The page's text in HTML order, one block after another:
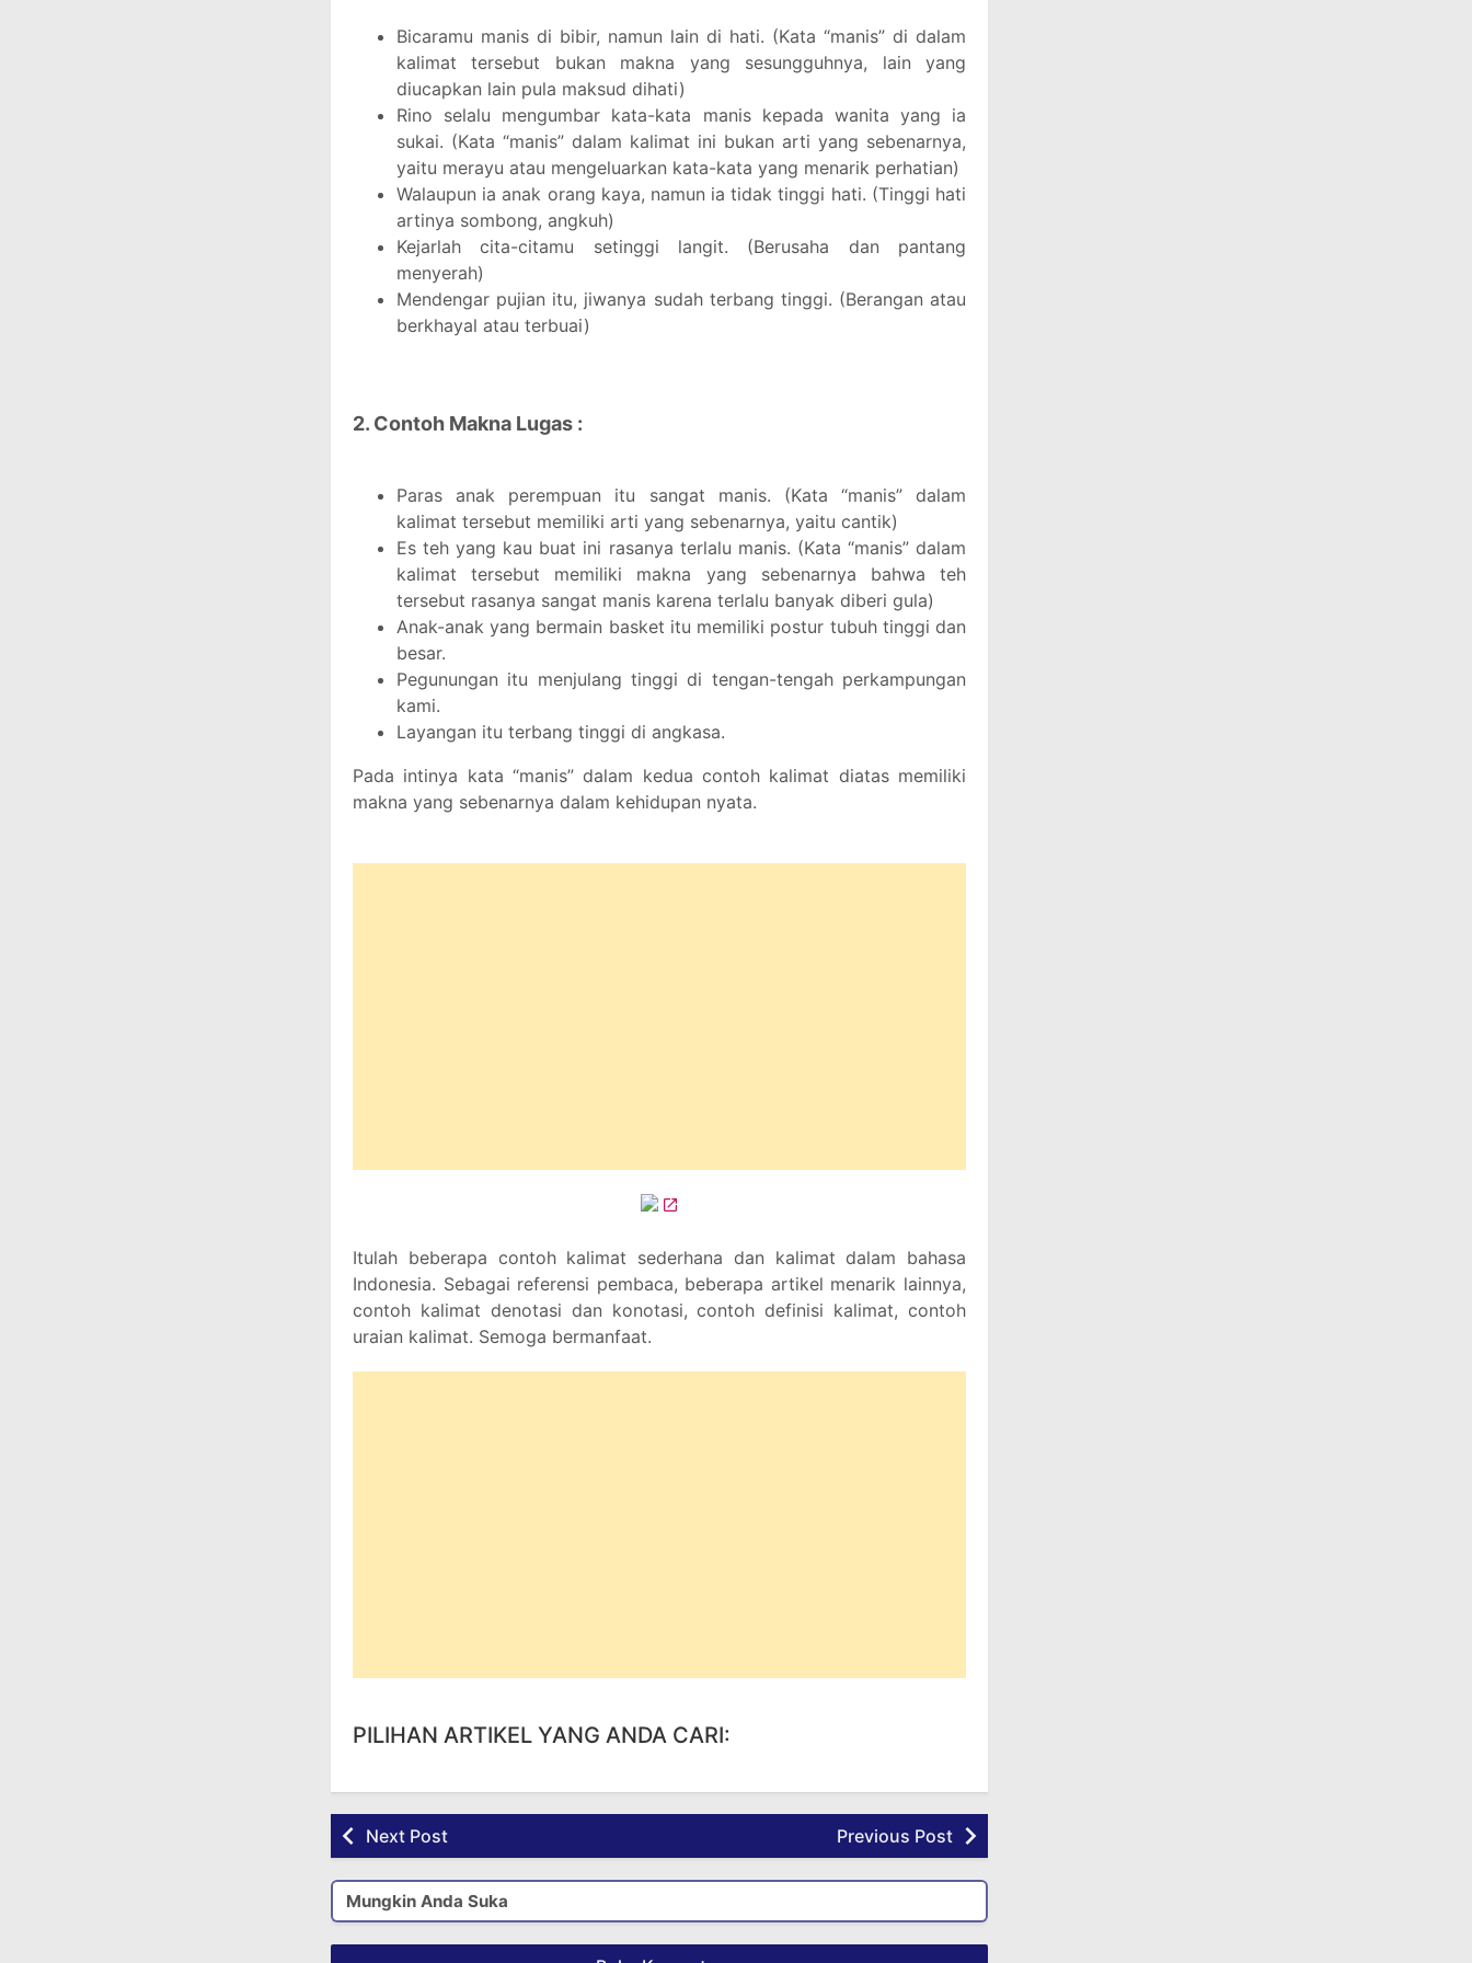
Bicaramu manis di bibir, namun lain di hati. (Kata “manis” di dalam
kalimat tersebut bukan makna yang sesungguhnya, lain yang
diucapkan lain pula maksud dihati)
Rino selalu mengumbar kata-kata manis kepada wanita yang ia
sukai. (Kata “manis” dalam kalimat ini bukan arti yang sebenarnya,
yaitu merayu atau mengeluarkan kata-kata yang menarik perhatian)
Walaupun ia anak orang kaya, namun ia tidak tinggi hati. (Tinggi hati
artinya sombong, angkuh)
Kejarlah cita-citamu setinggi langit. (Berusaha dan pantang
menyerah)
Mendengar pujian itu, jiwanya sudah terbang tinggi. (Berangan atau
berkhayal atau terbuai)
2. Contoh Makna Lugas :
Paras anak perempuan itu sangat manis. (Kata “manis” dalam
kalimat tersebut memiliki arti yang sebenarnya, yaitu cantik)
Es teh yang kau buat ini rasanya terlalu manis. (Kata “manis” dalam
kalimat tersebut memiliki makna yang sebenarnya bahwa teh
tersebut rasanya sangat manis karena terlalu banyak diberi gula)
Anak-anak yang bermain basket itu memiliki postur tubuh tinggi dan
besar.
Pegunungan itu menjulang tinggi di tengan-tengah perkampungan
kami.
Layangan itu terbang tinggi di angkasa.
Pada intinya kata “manis” dalam kedua contoh kalimat diatas memiliki
makna yang sebenarnya dalam kehidupan nyata.
Itulah beberapa contoh kalimat sederhana dan kalimat dalam bahasa
Indonesia. Sebagai referensi pembaca, beberapa artikel menarik lainnya,
contoh kalimat denotasi dan konotasi, contoh definisi kalimat, contoh
uraian kalimat. Semoga bermanfaat.
PILIHAN ARTIKEL YANG ANDA CARI:
Next Post Previous Post
Mungkin Anda Suka